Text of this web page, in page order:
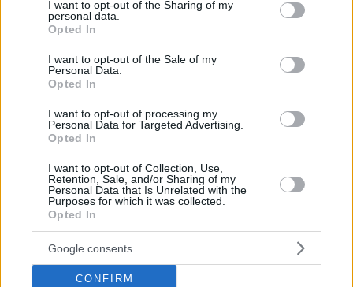
not limited to your visit or usage behaviour. You may click to
grant or deny consent to Google and its third-party tags to
use your data for below specified purposes in below Google
consent section.
I want to opt-out of the Sharing of my
personal data.
Opted In
I want to opt-out of the Sale of my
Personal Data.
Opted In
I want to opt-out of processing my
Personal Data for Targeted Advertising.
Opted In
I want to opt-out of Collection, Use,
Retention, Sale, and/or Sharing of my
Personal Data that Is Unrelated with the
Purposes for which it was collected.
Opted In
Google consents
CONFIRM
Η Αθανασία Τσουμελέκα αποχώρησε από τη «Φάρμα»
Ηττήθηκε από τον Κωνσταντίνο Κουτσαβάκη και οι
συμπαίκτες της απογοητεύτηκαν – Η χρυσή
28.02.2022, 06:42